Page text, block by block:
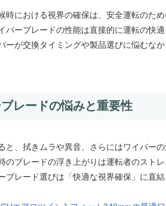
時における視界の確保は、安全運転のため
パーブレードの性能は直接的に運転の快適
ーが交換タイミングや製品選びに悩むな
レードの悩みと重要性
と、拭きムラや異音、さらにはワイパー
のブレードの浮き上がりは運転者のスト
ブレード選びは「快適な視界確保」に直